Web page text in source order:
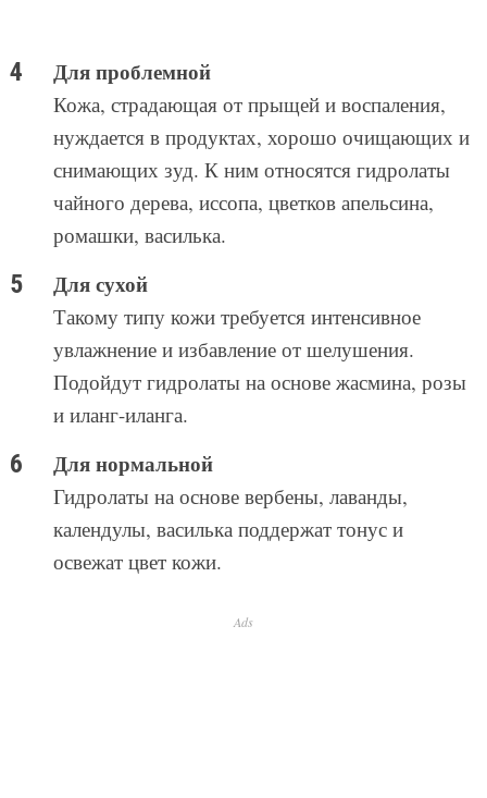
Для проблемной
Кожа, страдающая от прыщей и воспаления,
нуждается в продуктах, хорошо очищающих и
снимающих зуд. К ним относятся гидролаты
чайного дерева, иссопа, цветков апельсина,
ромашки, василька.
Для сухой
Такому типу кожи требуется интенсивное
увлажнение и избавление от шелушения.
Подойдут гидролаты на основе жасмина, розы
и иланг-иланга.
Для нормальной
Гидролаты на основе вербены, лаванды,
календулы, василька поддержат тонус и
освежат цвет кожи.
Ads